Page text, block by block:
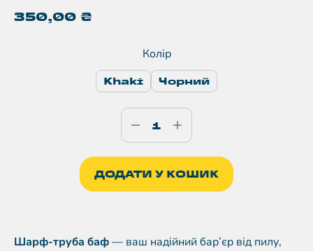
350,00 ₴
Колір
Khaki Чорний
ДОДАТИ У КОШИК
Шарф-труба баф— ваш надійний бар’єр від пилу,